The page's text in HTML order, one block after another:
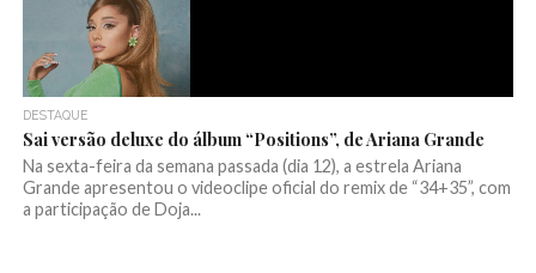
DESTAQUE
Sai versão deluxe do álbum “Positions”, de Ariana Grande
Na sexta-feira da semana passada (dia 12), a estrela Ariana
Grande apresentou o videoclipe oficial do remix de “34+35”, com
a participação de Doja...